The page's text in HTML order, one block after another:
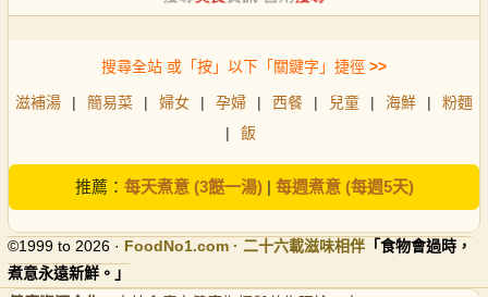
搜尋全站 或「按」以下「關鍵字」捷徑 >>
滋補湯 | 簡易菜 | 婦女 | 孕婦 | 西餐 | 兒童 | 海鮮 |
粉麵
|
飯
推薦： 每天煮意 (3餸一湯)| 每週煮意 (每週5天)
©1999 to 2026 · FoodNo1.com · 二十六載滋味相伴 「食物會過時，
煮意永遠新鮮。」